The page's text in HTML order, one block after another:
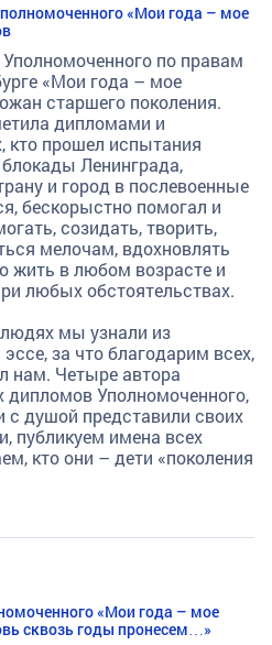
«Мои года – мое
по правам
«Мои года – мое
старшего поколения.
дипломами и
кто прошел испытания
Ленинграда,
и город в послевоенные
бескорыстно помогал и
созидать, творить,
мелочам, вдохновлять
жить в любом возрасте и
любых обстоятельствах.
мы узнали из
за что благодарим всех,
нам. Четыре автора
Уполномоченного,
с душой представили своих
публикуем имена всех
кто они – дети «поколения
«Мои года – мое
сквозь годы пронесем…»